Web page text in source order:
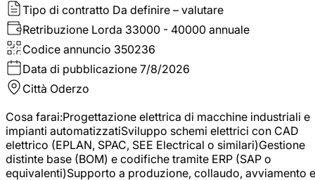
Tipo di contratto Da definire – valutare
Retribuzione Lorda 33000 - 40000 annuale
Codice annuncio 350236
Data di pubblicazione 7/8/2026
Città Oderzo
Cosa farai:Progettazione elettrica di macchine industriali e
impianti automatizzatiSviluppo schemi elettrici con CAD
elettrico (EPLAN, SPAC, SEE Electrical o similari)Gestione
distinte base (BOM) e codifiche tramite ERP (SAP o
equivalenti)Supporto a produzione, collaudo, avviamento e